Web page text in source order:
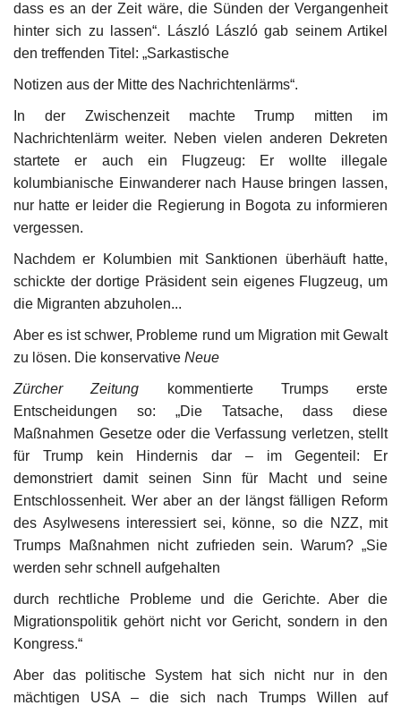
dass es an der Zeit wäre, die Sünden der Vergangenheit
hinter sich zu lassen“. László László gab seinem Artikel
den treffenden Titel: „Sarkastische
Notizen aus der Mitte des Nachrichtenlärms“.
In der Zwischenzeit machte Trump mitten im
Nachrichtenlärm weiter. Neben vielen anderen Dekreten
startete er auch ein Flugzeug: Er wollte illegale
kolumbianische Einwanderer nach Hause bringen lassen,
nur hatte er leider die Regierung in Bogota zu informieren
vergessen.
Nachdem er Kolumbien mit Sanktionen überhäuft hatte,
schickte der dortige Präsident sein eigenes Flugzeug, um
die Migranten abzuholen...
Aber es ist schwer, Probleme rund um Migration mit Gewalt
zu lösen. Die konservative Neue
Zürcher Zeitung kommentierte Trumps erste
Entscheidungen so: „Die Tatsache, dass diese
Maßnahmen Gesetze oder die Verfassung verletzen, stellt
für Trump kein Hindernis dar – im Gegenteil: Er
demonstriert damit seinen Sinn für Macht und seine
Entschlossenheit. Wer aber an der längst fälligen Reform
des Asylwesens interessiert sei, könne, so die NZZ, mit
Trumps Maßnahmen nicht zufrieden sein. Warum? „Sie
werden sehr schnell aufgehalten
durch rechtliche Probleme und die Gerichte. Aber die
Migrationspolitik gehört nicht vor Gericht, sondern in den
Kongress.“
Aber das politische System hat sich nicht nur in den
mächtigen USA – die sich nach Trumps Willen auf